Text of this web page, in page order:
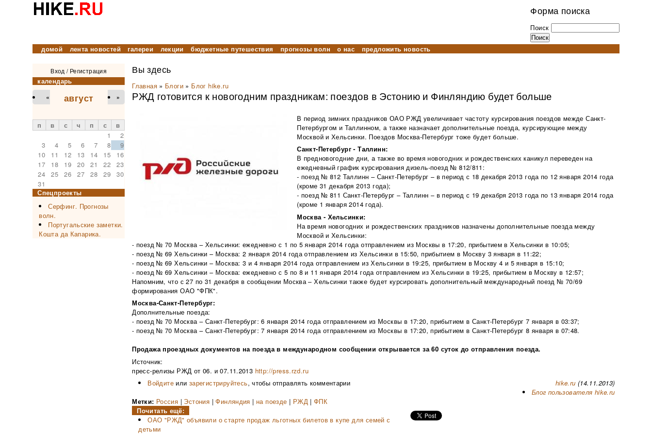
Форма поиска
Поиск
домой лента новостей галереи лекции бюджетные путешествия прогнозы волн о нас предложить новость
Вход / Регистрация
календарь
август
« »
п в с ч п с
в
1
2
3
4 5 6 7 8
9
10
11 12 13 14 15
16
17
18 19 20 21 22
23
24
25 26 27 28 29
30
31
Спецпроекты
Серфинг. Прогнозы
волн.
Португальские заметки.
Кошта да Капарика.
Вы здесь
Главная» Блоги » Блог hike.ru
РЖД готовится к новогодним праздникам: поездов в Эстонию и Финляндию будет больше
В период зимних праздников ОАО РЖД увеличивает частоту курсирования поездов межде Санкт-
Петербургом и Таллинном, а также назначает дополнительные поезда, курсирующие между
Москвой и Хельсинки. Поездов Москва-Петербург тоже будет больше.
Санкт-Петербург - Таллинн:
В предновогодние дни, а также во время новогодних и рождественских каникул переведен на
ежедневный график курсирования дизель-поезд № 812/811:
- поезд № 812 Таллинн – Санкт-Петербург – в период с 18 декабря 2013 года по 12 января 2014 года
(кроме 31 декабря 2013 года);
- поезд № 811 Санкт-Петербург – Таллинн – в период с 19 декабря 2013 года по 13 января 2014 года
(кроме 1 января 2014 года).
Москва - Хельсинки:
На время новогодних и рождественских праздников назначены дополнительные поезда между
Москвой и Хельсинки:
- поезд № 70 Москва – Хельсинки: ежедневно с 1 по 5 января 2014 года отправлением из Москвы в 17:20, прибытием в Хельсинки в 10:05;
- поезд № 69 Хельсинки – Москва: 2 января 2014 года отправлением из Хельсинки в 15:50, прибытием в Москву 3 января в 11:22;
- поезд № 69 Хельсинки – Москва: 3 и 4 января 2014 года отправлением из Хельсинки в 19:25, прибытием в Москву 4 и 5 января в 15:10;
- поезд № 69 Хельсинки – Москва: ежедневно с 5 по 8 и 11 января 2014 года отправлением из Хельсинки в 19:25, прибытием в Москву в 12:57;
Напомним, что с 27 по 31 декабря в сообщении Москва – Хельсинки также будет курсировать дополнительный международный поезд № 70/69
формирования ОАО "ФПК".
Москва-Санкт-Петербург:
Дополнительные поезда:
- поезд № 70 Москва – Санкт-Петербург: 6 января 2014 года отправлением из Москвы в 17:20, прибытием в Санкт-Петербург 7 января в 03:37;
- поезд № 70 Москва – Санкт-Петербург: 7 января 2014 года отправлением из Москвы в 17:20, прибытием в Санкт-Петербург 8 января в 07:48.
Продажа проездных документов на поезда в международном сообщении открывается за 60 суток до отправления поезда.
Источник:
пресс-релизы РЖД от 06. и 07.11.2013 http://press.rzd.ru
hike.ru (14.11.2013)
Блог пользователя hike.ru
Войдитеили зарегистрируйтесь, чтобы отправлять комментарии
Метки: Россия | Эстония |Финляндия | на поезде | РЖД|ФПК
Почитать ещё:
ОАО "РЖД" объявили о старте продаж льготных билетов в купе для семей с
детьми